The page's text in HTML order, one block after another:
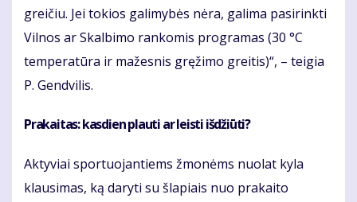
greičiu. Jei tokios galimybės nėra, galima pasirinkti
Vilnos ar Skalbimo rankomis programas (30 °C
temperatūra ir mažesnis gręžimo greitis)“, – teigia
P. Gendvilis.
Prakaitas: kasdien plauti ar leisti išdžiūti?
Aktyviai sportuojantiems žmonėms nuolat kyla
klausimas, ką daryti su šlapiais nuo prakaito